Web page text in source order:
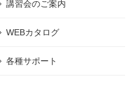
除き、第三者への開示
方法での適切な管理を
用者の許可なくして、
人情報取得内容の変
講習会のご案内
WEBカタログ
各種サポート